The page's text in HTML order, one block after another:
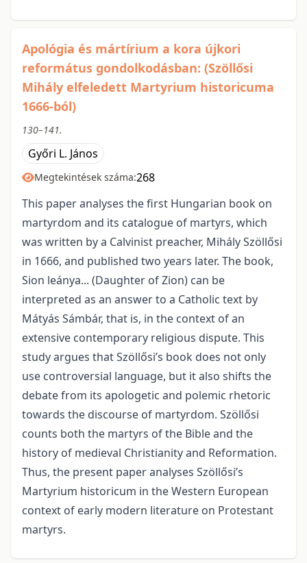
Apológia és mártírium a kora újkori
református gondolkodásban: (Szöllősi
Mihály elfeledett Martyrium historicuma
1666-ból)
130–141.
Győri L. János
Megtekintések száma:268
This paper analyses the first Hungarian book on
martyrdom and its catalogue of martyrs, which
was written by a Calvinist preacher, Mihály Szöllősi
in 1666, and published two years later. The book,
Sion leánya... (Daughter of Zion) can be
interpreted as an answer to a Catholic text by
Mátyás Sámbár, that is, in the context of an
extensive contemporary religious dispute. This
study argues that Szöllősi’s book does not only
use controversial language, but it also shifts the
debate from its apologetic and polemic rhetoric
towards the discourse of martyrdom. Szöllősi
counts both the martyrs of the Bible and the
history of medieval Christianity and Reformation.
Thus, the present paper analyses Szöllősi’s
Martyrium historicum in the Western European
context of early modern literature on Protestant
martyrs.